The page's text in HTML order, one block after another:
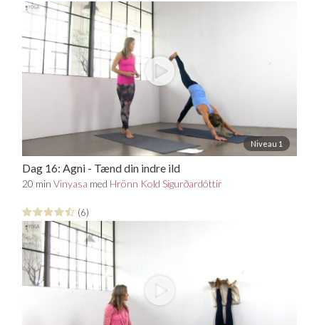
Niveau 1
Dag 16: Agni - Tænd din indre ild
20 minVinyasa med Hrönn Kold Sigurðardóttir
(6)